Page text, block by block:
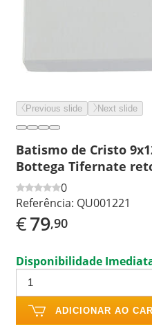
Previous slide Next slide
Batismo de Cristo
Bottega Tifernate
0
Referência: QU001221
€79,90
Disponibilidade
ADICIONAR AO